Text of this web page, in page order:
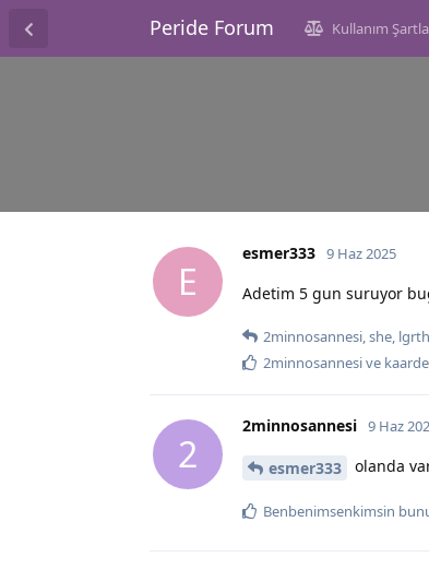
Peride Forum Kullanım
E
esmer333 9 Haz 2025
Adetim 5 gun suruyor
2minnosannesi,she, lgrth
2minnosannesive
2
2minnosannesi 9 Haz
esmer333 olanda
Benbenimsenkimsin